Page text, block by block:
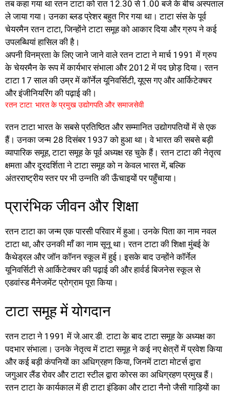
तब कहा गया था रतन टाटा को रात 12.30 से 1.00 बजे के बीच अस्पताल
ले जाया गया। उनका ब्लड प्रेशर बहुत गिर गया था। टाटा संस के पूर्व
चेयरमैन रतन टाटा, जिन्होंने टाटा समूह को आकार दिया और ग्रुप ने कई
उपलब्धियां हासिल की है।
अपनी विनम्रता के लिए जाने जाने वाले रतन टाटा ने मार्च 1991 में ग्रुप
के चेयरमैन के रूप में कार्यभार संभाला और 2012 में पद छोड़ दिया। रतन
टाटा 17 साल की उम्र में कॉर्नेल यूनिवर्सिटी, यूएस गए और आर्किटेक्चर
और इंजीनियरिंग की पढ़ाई की।
रतन टाटा: भारत के प्रमुख उद्योगपति और समाजसेवी
रतन टाटा भारत के सबसे प्रतिष्ठित और सम्मानित उद्योगपतियों में से एक
हैं। उनका जन्म 28 दिसंबर 1937 को हुआ था। वे भारत की सबसे बड़ी
व्यापारिक समूह, टाटा समूह के पूर्व अध्यक्ष रह चुके हैं। रतन टाटा की नेतृत्व
क्षमता और दूरदर्शिता ने टाटा समूह को न केवल भारत में, बल्कि
अंतरराष्ट्रीय स्तर पर भी उन्नति की ऊँचाइयों पर पहुँचाया।
प्रारंभिक जीवन और शिक्षा
रतन टाटा का जन्म एक पारसी परिवार में हुआ। उनके पिता का नाम नवल
टाटा था, और उनकी माँ का नाम सूनू था। रतन टाटा की शिक्षा मुंबई के
कैथेड्रल और जॉन कॉनन स्कूल में हुई। इसके बाद उन्होंने कॉर्नेल
यूनिवर्सिटी से आर्किटेक्चर की पढ़ाई की और हार्वर्ड बिजनेस स्कूल से
एडवांस्ड मैनेजमेंट प्रोग्राम पूरा किया।
टाटा समूह में योगदान
रतन टाटा ने 1991 में जे.आर.डी. टाटा के बाद टाटा समूह के अध्यक्ष का
पदभार संभाला। उनके नेतृत्व में टाटा समूह ने कई नए क्षेत्रों में प्रवेश किया
और कई बड़ी कंपनियों का अधिग्रहण किया, जिनमें टाटा मोटर्स द्वारा
जगुआर लैंड रोवर और टाटा स्टील द्वारा कोरस का अधिग्रहण प्रमुख हैं।
रतन टाटा के कार्यकाल में ही टाटा इंडिका और टाटा नैनो जैसी गाड़ियों का